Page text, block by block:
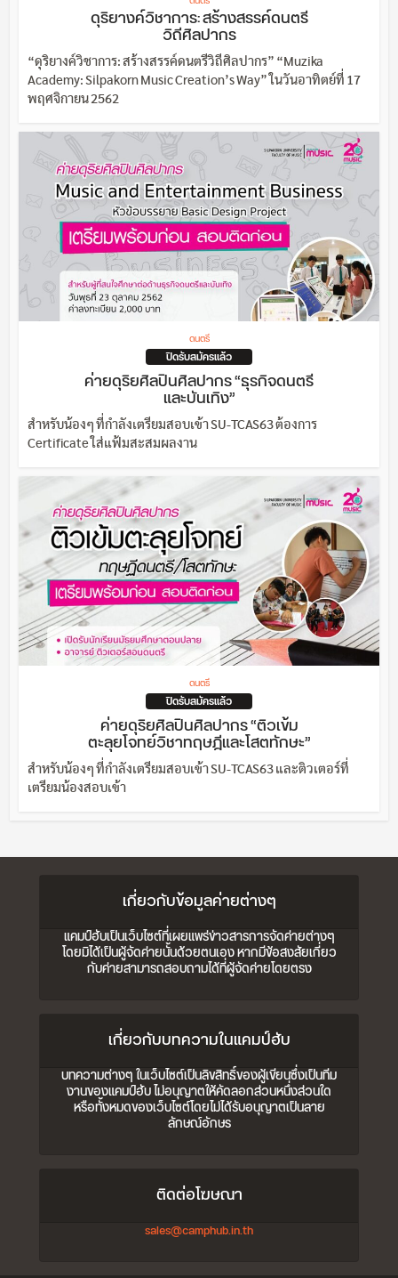
ดุริยางค์วิชาการ: สร้างสรรค์ดนตรี
วิถีศิลปากร
“ดุริยางค์วิชาการ: สร้างสรรค์ดนตรีวิถีศิลปากร” “Muzika
Academy: Silpakorn Music Creation’s Way” ในวันอาทิตย์ที่ 17
พฤศจิกายน 2562
ดนตรี
ปิดรับสมัครแล้ว
ค่ายดุริยศิลปินศิลปากร “ธุรกิจดนตรี
และบันเทิง”
สำหรับน้องๆ ที่กำลังเตรียมสอบเข้า SU-TCAS63 ต้องการ
Certificate ใส่แฟ้มสะสมผลงาน
ดนตรี
ปิดรับสมัครแล้ว
ค่ายดุริยศิลปินศิลปากร “ติวเข้ม
ตะลุยโจทย์วิชาทฤษฎีและโสตทักษะ”
สำหรับน้องๆ ที่กำลังเตรียมสอบเข้า SU-TCAS63 และติวเตอร์ที่
เตรียมน้องสอบเข้า
เกี่ยวกับข้อมูลค่ายต่างๆ
แคมป์ฮับเป็นเว็บไซต์ที่เผยแพร่ข่าวสารการจัดค่ายต่างๆ
โดยมิได้เป็นผู้จัดค่ายนั้นด้วยตนเอง หากมีข้อสงสัยเกี่ยว
กับค่ายสามารถสอบถามได้ที่ผู้จัดค่ายโดยตรง
เกี่ยวกับบทความในแคมป์ฮับ
บทความต่างๆ ในเว็บไซต์เป็นลิขสิทธิ์ของผู้เขียนซึ่งเป็นทีม
งานของแคมป์ฮับ ไม่อนุญาตให้คัดลอกส่วนหนึ่งส่วนใด
หรือทั้งหมดของเว็บไซต์โดยไม่ได้รับอนุญาตเป็นลาย
ลักษณ์อักษร
ติดต่อโฆษณา
sales@camphub.in.th